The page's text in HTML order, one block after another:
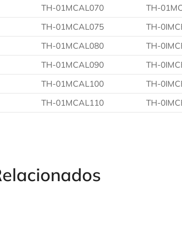
TH-01MCAL070
TH-
TH-01MCAL075 TH-
TH-01MCAL080 TH-
TH-01MCAL090 TH-
TH-01MCAL100 TH-
TH-01MCAL110 TH-